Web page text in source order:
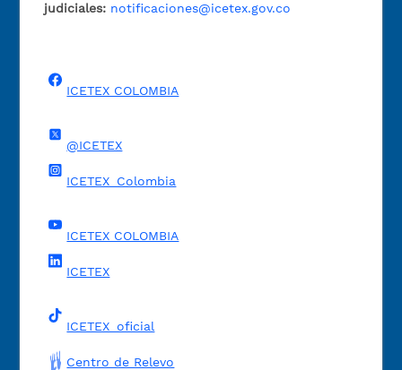
judiciales: notificaciones@icetex.gov.co
ICETEX COLOMBIA
@ICETEX
ICETEX_Colombia
ICETEX COLOMBIA
ICETEX
ICETEX_oficial
Centro de Relevo